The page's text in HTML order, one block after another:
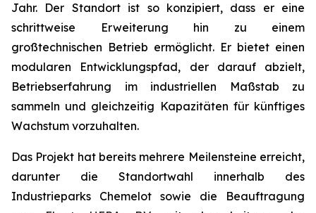
Jahr. Der Standort ist so konzipiert, dass er eine
schrittweise Erweiterung hin zu einem
großtechnischen Betrieb ermöglicht. Er bietet einen
modularen Entwicklungspfad, der darauf abzielt,
Betriebserfahrung im industriellen Maßstab zu
sammeln und gleichzeitig Kapazitäten für künftiges
Wachstum vorzuhalten.
Das Projekt hat bereits mehrere Meilensteine erreicht,
darunter die Standortwahl innerhalb des
Industrieparks Chemelot sowie die Beauftragung